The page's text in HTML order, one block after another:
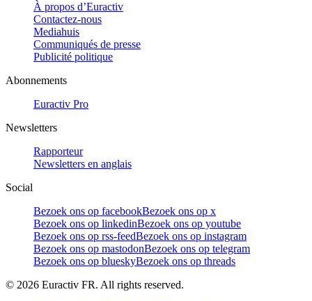
À propos d’Euractiv
Contactez-nous
Mediahuis
Communiqués de presse
Publicité politique
Abonnements
Euractiv Pro
Newsletters
Rapporteur
Newsletters en anglais
Social
Bezoek ons op facebookBezoek ons op x
Bezoek ons op linkedinBezoek ons op youtube
Bezoek ons op rss-feedBezoek ons op instagram
Bezoek ons op mastodonBezoek ons op telegram
Bezoek ons op blueskyBezoek ons op threads
© 2026 Euractiv FR. All rights reserved.